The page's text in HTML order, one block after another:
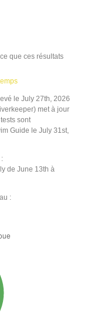
que ces résultats
le July 27th, 2026
met à jour
sont
Guide le July 31st,
de June 13th à
: